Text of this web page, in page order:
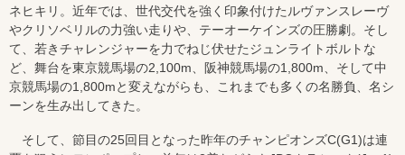
ネヒキリ。近年では、世代交代を強く印象付けたルヴァンスレーヴ
やクリソベリルの力強い走りや、テーオーケインズの圧勝劇。そし
て、若きチャレンジャーを力でねじ伏せたジュンライトボルトな
ど、舞台を東京競馬場の2,100m、阪神競馬場の1,800m、そして中
京競馬場の1,800mと変えながらも、これまでも多くの名勝負、名シ
ーンを生み出してきた。
そして、節目の25回目となった昨年のチャンピオンズC(G1)は連